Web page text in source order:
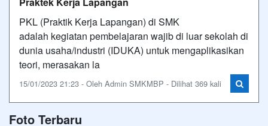
PKL (Praktik Kerja Lapangan) di SMK
adalah kegiatan pembelajaran wajib di luar sekolah di
dunia usaha/industri (IDUKA) untuk mengaplikasikan
teori, merasakan la
15/01/2023 21:23 - Oleh Admin SMKMBP - Dilihat 369 kali
Foto Terbaru